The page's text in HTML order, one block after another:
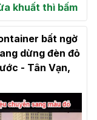
khuất thì bấm
bất ngờ
dừng đèn đỏ
- Tân Vạn,